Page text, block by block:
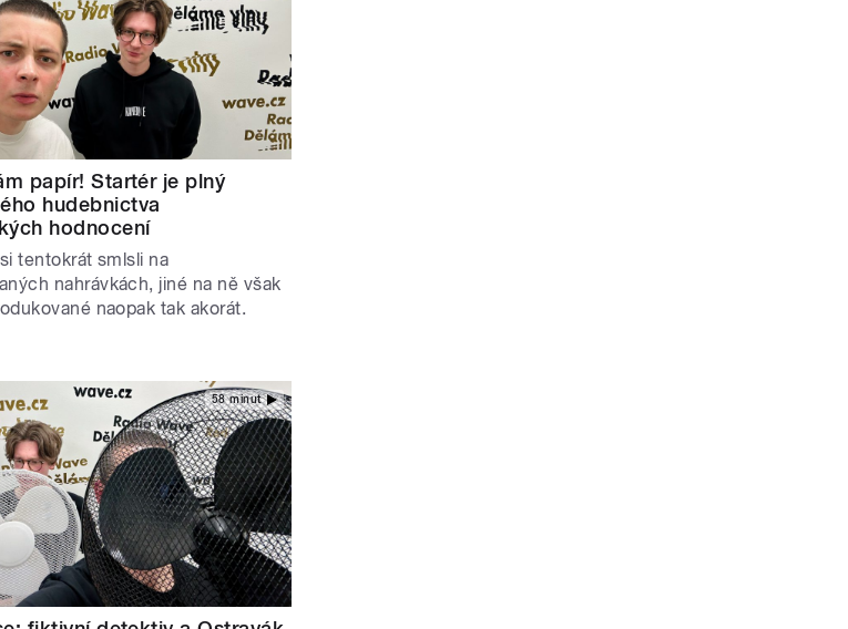
papír! Startér je plný
hudebnictva
hodnocení
tentokrát smlsli na
nahrávkách, jiné na ně však
naopak tak akorát.
58 minut